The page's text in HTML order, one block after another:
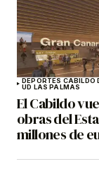
DEPORTES CABILDO
UD LAS PALMAS
El Cabildo
obras del
millones de